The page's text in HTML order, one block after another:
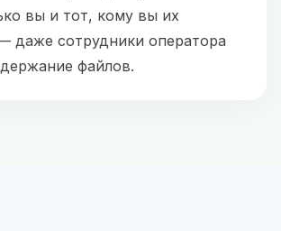
вы и тот, кому вы их
даже сотрудники оператора
файлов.